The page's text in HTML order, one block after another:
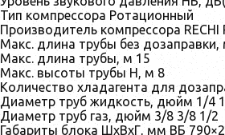
Тип компрессора Ротационный
Производитель компрессора RECHI
Макс. длина трубы без дозаправки,
Макс. длина трубы, м 15
Макс. высоты трубы H, м 8
Количество хладагента для
Диаметр труб жидкость, дюйм 1/4
Диаметр труб газ, дюйм 3/8 3/8 1/2
Габариты блока ШхВхГ, мм ВБ